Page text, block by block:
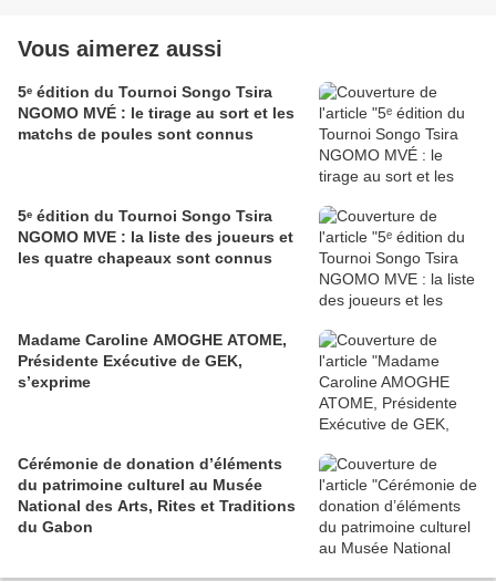
Vous aimerez aussi
5ᵉ édition du Tournoi Songo Tsira
NGOMO MVÉ : le tirage au sort et les
matchs de poules sont connus
5ᵉ édition du Tournoi Songo Tsira
NGOMO MVE : la liste des joueurs et
les quatre chapeaux sont connus
Madame Caroline AMOGHE ATOME,
Présidente Exécutive de GEK,
s’exprime
Cérémonie de donation d’éléments
du patrimoine culturel au Musée
National des Arts, Rites et Traditions
du Gabon